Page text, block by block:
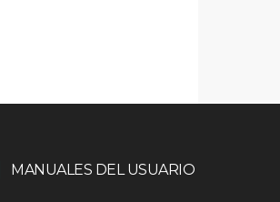
MANUALES DEL USUARIO